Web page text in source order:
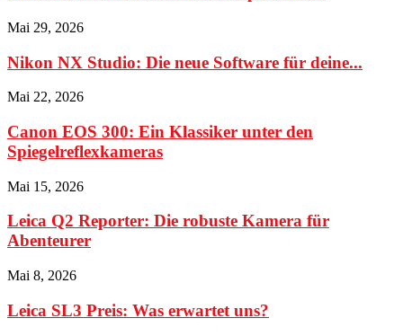
Mai 29, 2026
Nikon NX Studio: Die neue Software für deine...
Mai 22, 2026
Canon EOS 300: Ein Klassiker unter den
Spiegelreflexkameras
Mai 15, 2026
Leica Q2 Reporter: Die robuste Kamera für
Abenteurer
Mai 8, 2026
Leica SL3 Preis: Was erwartet uns?